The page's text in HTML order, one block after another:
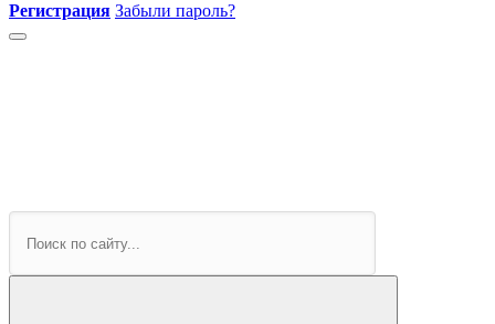
Регистрация Забыли пароль?